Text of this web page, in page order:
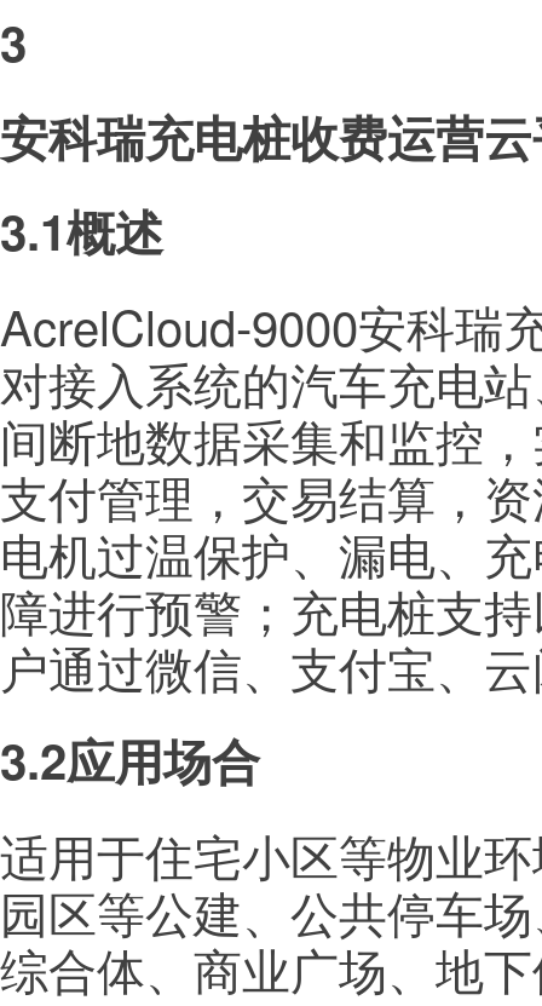
3
安科瑞充电桩收费运营
3.1概述
AcrelCloud-9000安科瑞
对接入系统的汽车充电
间断地数据采集和监控
支付管理，交易结算，
电机过温保护、漏电、
障进行预警；充电桩支
户通过微信、支付宝、
3.2应用场合
适用于住宅小区等物业
园区等公建、公共停车
综合体、商业广场、地